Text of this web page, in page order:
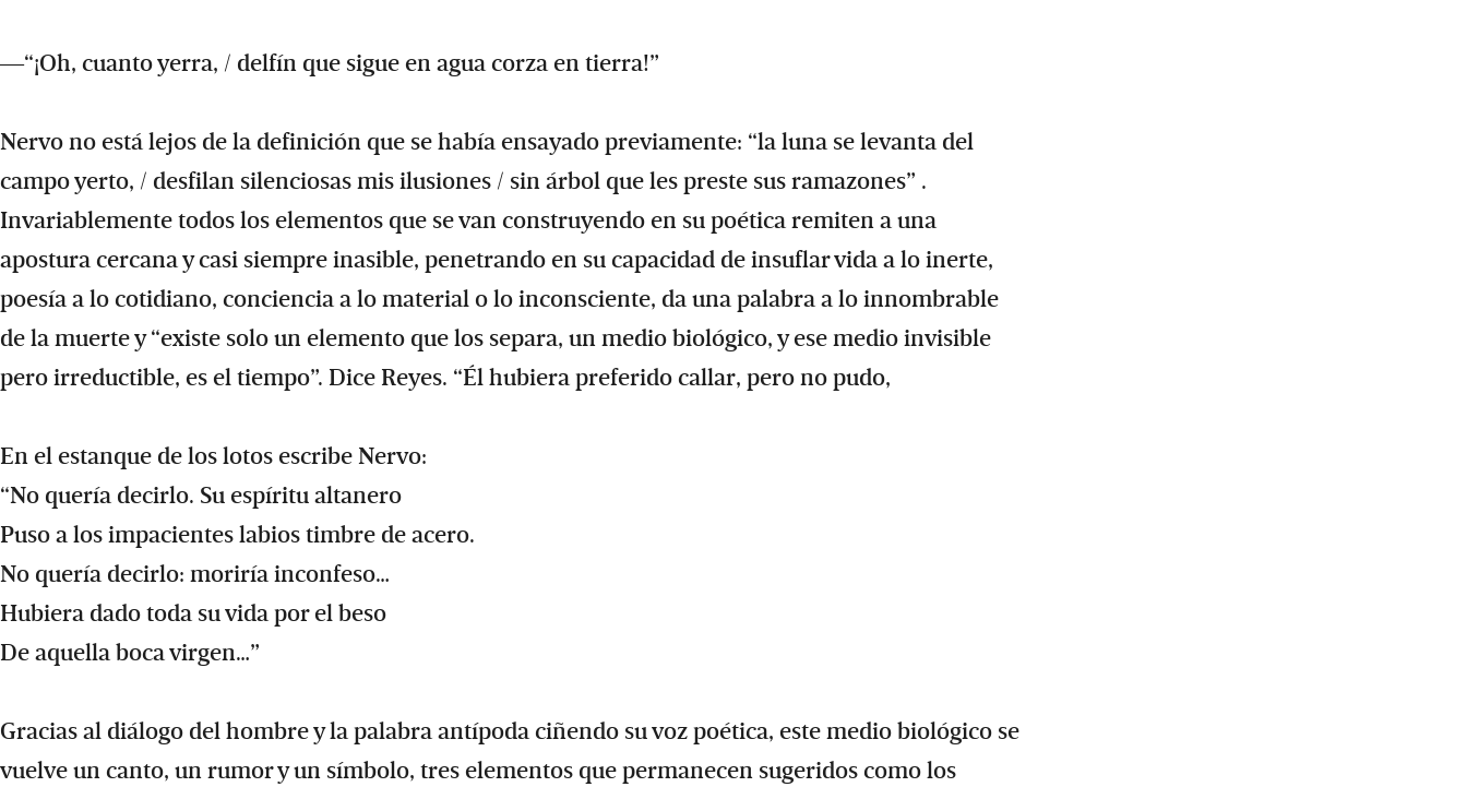
―“¡Oh, cuanto yerra, / delfín que sigue en agua corza en tierra!”
Nervo no está lejos de la definición que se había ensayado previamente: “la luna se levanta del
campo yerto, / desfilan silenciosas mis ilusiones / sin árbol que les preste sus ramazones” .
Invariablemente todos los elementos que se van construyendo en su poética remiten a una
apostura cercana y casi siempre inasible, penetrando en su capacidad de insuflar vida a lo inerte,
poesía a lo cotidiano, conciencia a lo material o lo inconsciente, da una palabra a lo innombrable
de la muerte y “existe solo un elemento que los separa, un medio biológico, y ese medio invisible
pero irreductible, es el tiempo”. Dice Reyes. “Él hubiera preferido callar, pero no pudo,
En el estanque de los lotos escribe Nervo:
“No quería decirlo. Su espíritu altanero
Puso a los impacientes labios timbre de acero.
No quería decirlo: moriría inconfeso…
Hubiera dado toda su vida por el beso
De aquella boca virgen…”
Gracias al diálogo del hombre y la palabra antípoda ciñendo su voz poética, este medio biológico se
vuelve un canto, un rumor y un símbolo, tres elementos que permanecen sugeridos como los